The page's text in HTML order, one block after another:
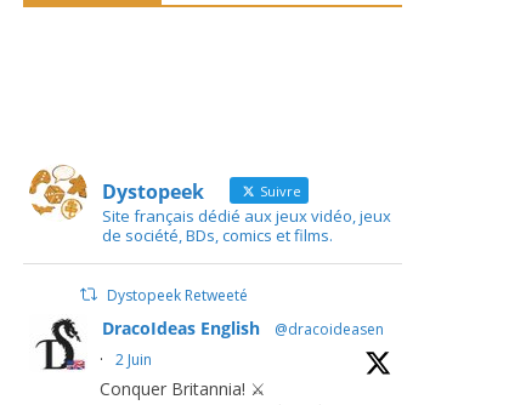
Dystopeek Suivre
Site français dédié aux jeux vidéo, jeux
de société, BDs, comics et films.
Dystopeek Retweeté
DracoIdeas English
@dracoideasen
·
2 Juin
Conquer Britannia! ⚔️